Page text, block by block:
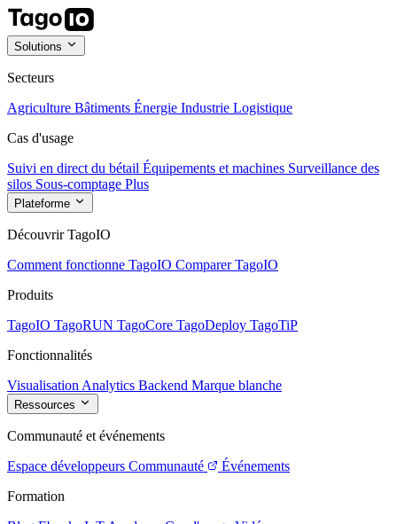
Solutions
Secteurs
Agriculture Bâtiments Énergie Industrie Logistique
Cas d'usage
Suivi en direct du bétail Équipements et machines Surveillance des
silos Sous-comptage Plus
Plateforme
Découvrir TagoIO
Comment fonctionne TagoIO Comparer TagoIO
Produits
TagoIO TagoRUN TagoCore TagoDeploy TagoTiP
Fonctionnalités
Visualisation Analytics Backend Marque blanche
Ressources
Communauté et événements
Espace développeurs Communauté
Événements
Formation